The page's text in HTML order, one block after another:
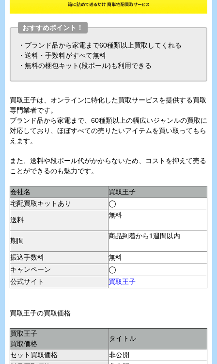
おすすめポイント！
・ブランド品から家電まで60種類以上買取してくれる
・送料・手数料がすべて無料
・無料の梱包キット(段ボール)も利用できる
買取王子は、オンラインに特化した買取サービスを提供する買取
専門業者です。
ブランド品から家電まで、60種類以上の幅広いジャンルの買取に
対応しており、ほぼすべての売りたいアイテムを買い取ってもら
えます。
また、送料や段ボール代がかからないため、コストを抑えて売る
ことができるのも魅力です。
会社名
買取王子
宅配買取キットあり
◯
送料
無料
期間
商品到着から1週間以内
振込手数料
無料
キャンペーン
◯
公式サイト
買取王子
買取王子の買取価格
買取王子
買取価格
タイトル
セット買取価格
非公開